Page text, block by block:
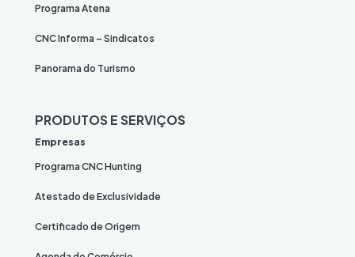
Programa Atena
CNC Informa – Sindicatos
Panorama do Turismo
PRODUTOS E SERVIÇOS
Empresas
Programa CNC Hunting
Atestado de Exclusividade
Certificado de Origem